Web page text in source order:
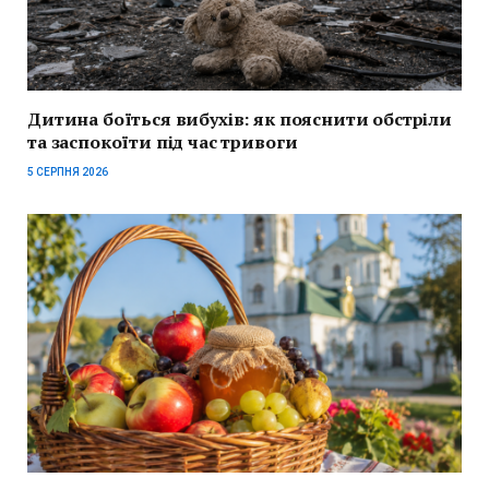
Дитина боїться вибухів: як пояснити обстріли
та заспокоїти під час тривоги
5 СЕРПНЯ 2026